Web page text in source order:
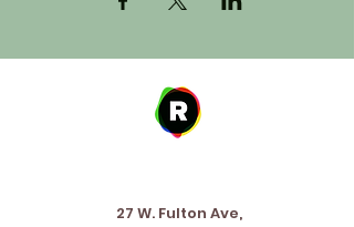
27 W. Fulton Ave,